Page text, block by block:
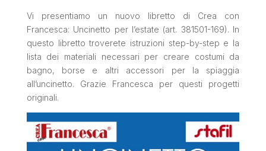
Vi presentiamo un nuovo libretto di Crea con
Francesca: Uncinetto per l’estate (art. 381501-169). In
questo libretto troverete istruzioni step-by-step e la
lista dei materiali necessari per creare costumi da
bagno, borse e altri accessori per la spiaggia
all’uncinetto. Grazie Francesca per questi progetti
originali.